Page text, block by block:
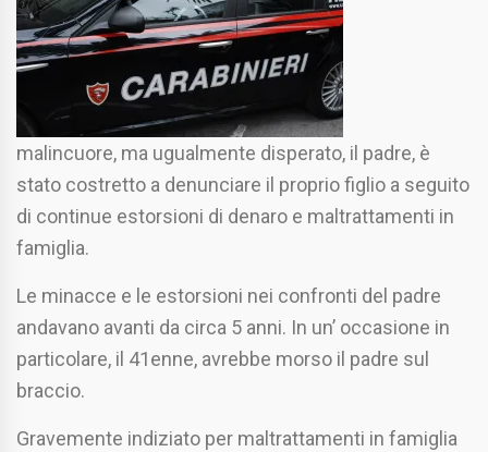
malincuore, ma ugualmente disperato, il padre, è
stato costretto a denunciare il proprio figlio a seguito
di continue estorsioni di denaro e maltrattamenti in
famiglia.
Le minacce e le estorsioni nei confronti del padre
andavano avanti da circa 5 anni. In un’ occasione in
particolare, il 41enne, avrebbe morso il padre sul
braccio.
Gravemente indiziato per maltrattamenti in famiglia